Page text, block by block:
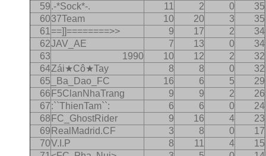
59.-*Sock*-. 11 2 0
35
6037Team 10 20 3
35
61 ==]]========>> 9 17 2
34
62JAV_AE 7 13 0
34
63
1990 10 12 2
32
64Zái★Cô★Tay 8 8 0
32
65
_Ba_Dao_FC 16 6 5
29
66 F5ClanNhaTrang 9 9 2
26
67:``ThienTam``: 6 6 0
24
68 FC_GhostRider 9 16 4
23
69 RealMadrid.CF 3 8 0
17
70V.I.P 8 11 4
15